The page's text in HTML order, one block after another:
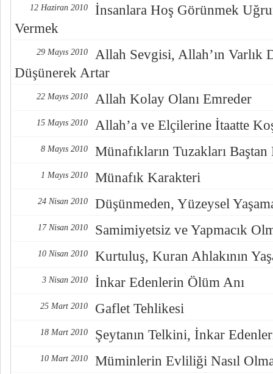
12 Haziran 2010
İnsanlara Hoş Görünmek
Vermek
29 Mayıs 2010
Allah Sevgisi, Allah’ın Varlık
Düşünerek Artar
22 Mayıs 2010 Allah Kolay Olanı Emreder
15 Mayıs 2010 Allah’a ve Elçilerine İtaatte
8 Mayıs 2010 Münafıkların Tuzakları
1 Mayıs 2010 Münafık Karakteri
24 Nisan 2010 Düşünmeden, Yüzeysel
17 Nisan 2010 Samimiyetsiz ve Yapmacık
10 Nisan 2010 Kurtuluş, Kuran Ahlakının
3 Nisan 2010 İnkar Edenlerin Ölüm Anı
25 Mart 2010 Gaflet Tehlikesi
18 Mart 2010 Şeytanın Telkini, İnkar
10 Mart 2010 Müminlerin Evliliği Nasıl